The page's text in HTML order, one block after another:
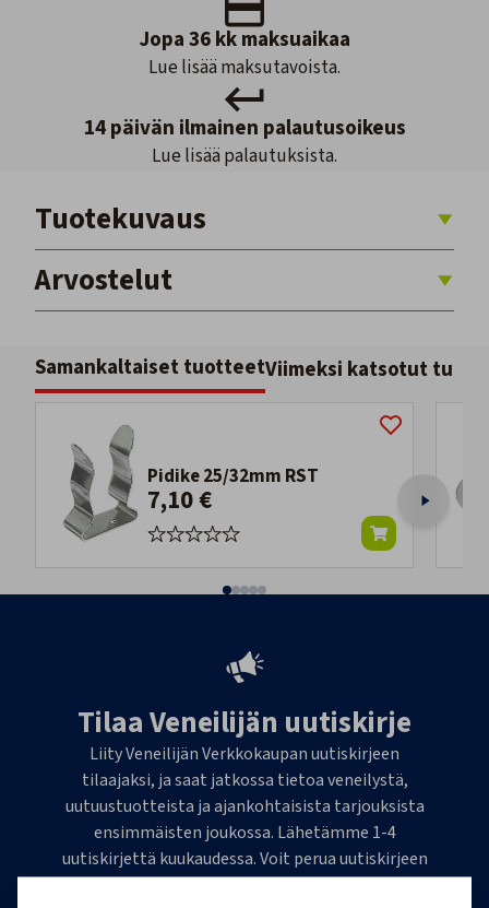
Jopa 36 kk maksuaikaa
Lue lisää maksutavoista.
14 päivän ilmainen palautusoikeus
Lue lisää palautuksista.
Tuotekuvaus
Arvostelut
Samankaltaiset tuotteetViimeksi katsotut
Pidike 25/32mm RST
7,10 €
Tilaa Veneilijän uutiskirje
Liity Veneilijän Verkkokaupan uutiskirjeen
tilaajaksi, ja saat jatkossa tietoa veneilystä,
uutuustuotteista ja ajankohtaisista tarjouksista
ensimmäisten joukossa. Lähetämme 1-4
uutiskirjettä kuukaudessa. Voit perua uutiskirjeen
tilauksen milloin tahansa.